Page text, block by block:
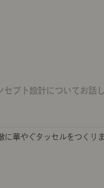
プト設計についてお話し
華やぐタッセルをつくりま